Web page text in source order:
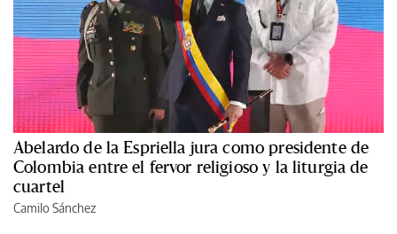
Abelardo de la Espriella jura como presidente de
Colombia entre el fervor religioso y la liturgia de
cuartel
Camilo Sánchez